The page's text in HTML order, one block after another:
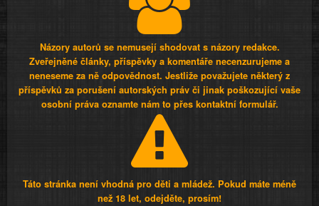
Názory autorů se nemusejí shodovat s názory redakce.
Zveřejněné články, příspěvky a komentáře necenzurujeme a
neneseme za ně odpovědnost. Jestliže považujete některý z
příspěvků za porušení autorských práv či jinak poškozující vaše
osobní práva oznamte nám to přes kontaktní formulář.
Táto stránka není vhodná pro děti a mládež. Pokud máte méně
než 18 let, odejděte, prosím!